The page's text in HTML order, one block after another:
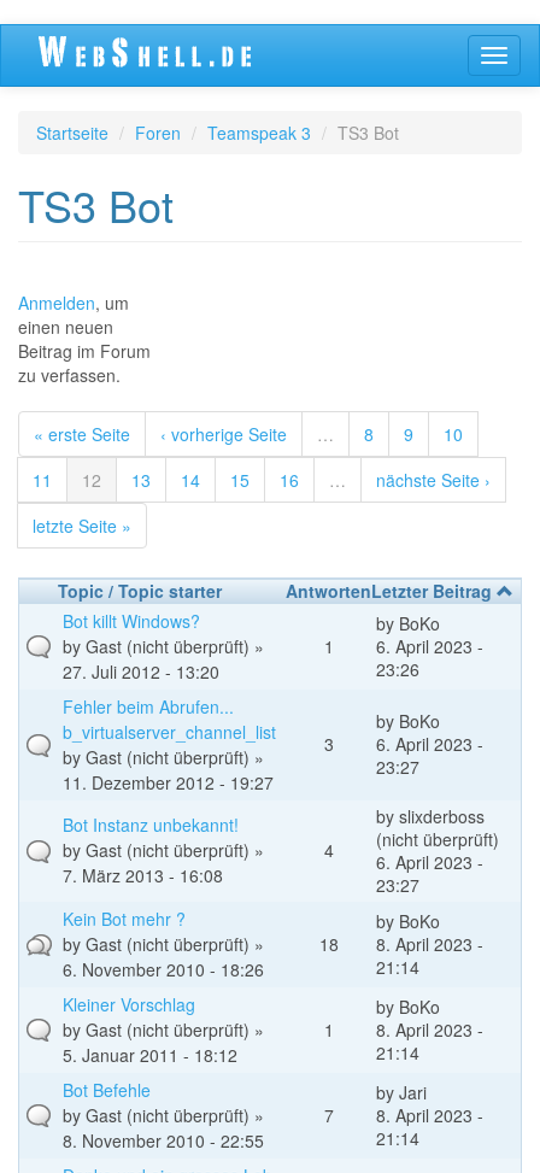
Direkt
Inhalt
Startseite Foren Teamspeak 3 TS3 Bot
TS3 Bot
Anmelden, um
einen neuen
Beitrag im Forum
zu verfassen.
« erste Seite ‹ vorherige Seite … 8 9
10
11
12 13 14 15 16 …
nächste Seite ›
letzte Seite »
Topic / Topic starter AntwortenLetzter Beitrag
Bot killt Windows?
by Gast (nicht überprüft) »
27. Juli 2012 - 13:20
1
by BoKo
6. April 2023 -
23:26
Fehler beim Abrufen...
b_virtualserver_channel_list
by Gast (nicht überprüft) »
11. Dezember 2012 - 19:27
3
by BoKo
6. April 2023 -
23:27
Bot Instanz unbekannt!
by Gast (nicht überprüft) »
7. März 2013 - 16:08
4
by slixderboss
(nicht überprüft)
6. April 2023 -
23:27
Kein Bot mehr ?
by Gast (nicht überprüft) »
6. November 2010 - 18:26
18
by BoKo
8. April 2023 -
21:14
Kleiner Vorschlag
by Gast (nicht überprüft) »
5. Januar 2011 - 18:12
1
by BoKo
8. April 2023 -
21:14
Bot Befehle
by Gast (nicht überprüft) »
8. November 2010 - 22:55
7
by Jari
8. April 2023 -
21:14